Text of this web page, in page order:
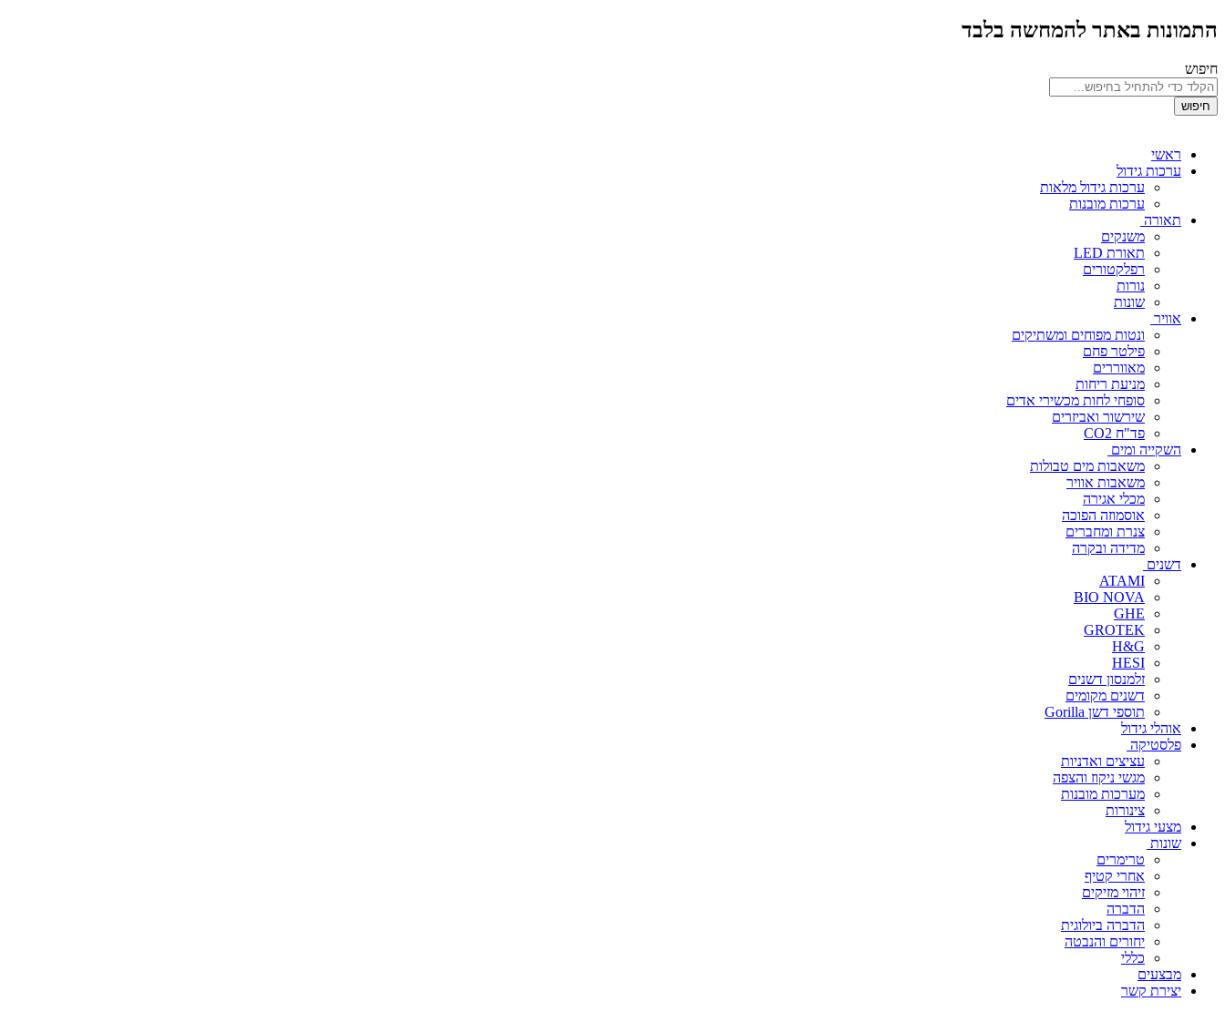
התמונות באתר להמחשה בלבד
חיפוש
חיפוש
ראשי
ערכות גידול
ערכות גידול מלאות
ערכות מובנות
תאורה
משנקים
תאורת LED
רפלקטורים
נורות
שונות
אוויר
ונטות מפוחים ומשתיקים
פילטר פחם
מאווררים
מניעת ריחות
סופחי לחות מכשירי אדים
שירשור ואביזרים
פד"ח CO2
השקייה ומים
משאבות מים טבולות
משאבות אוויר
מכלי אגירה
אוסמוזה הפוכה
צנרת ומחברים
מדידה ובקרה
דשנים
ATAMI
BIO NOVA
GHE
GROTEK
H&G
HESI
זלמנסון דשנים
דשנים מקומים
תוספי דשן Gorilla
אוהלי גידול
פלסטיקה
עציצים ואדניות
מגשי ניקוז והצפה
מערכות מובנות
צינורות
מצעי גידול
שונות
טרימרים
אחרי קטיף
זיהוי מזיקים
הדברה
הדברה ביולוגית
יחורים והנבטה
כללי
מבצעים
יצירת קשר